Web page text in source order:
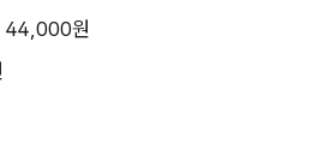
44,000원